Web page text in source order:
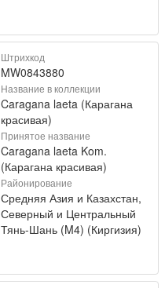
Штрихкод
MW0843880
Название в коллекции
Caragana laeta (Карагана
красивая)
Принятое название
Caragana laeta Kom.
(Карагана красивая)
Районирование
Средняя Азия и Казахстан,
Северный и Центральный
Тянь-Шань (M4) (Киргизия)